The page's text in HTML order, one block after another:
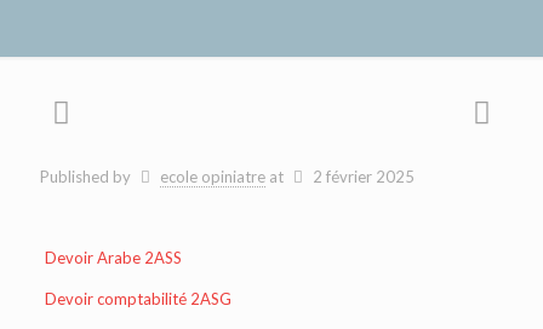
Published by ecole opiniatre at 2 février 2025
Devoir Arabe 2ASS
Devoir comptabilité 2ASG